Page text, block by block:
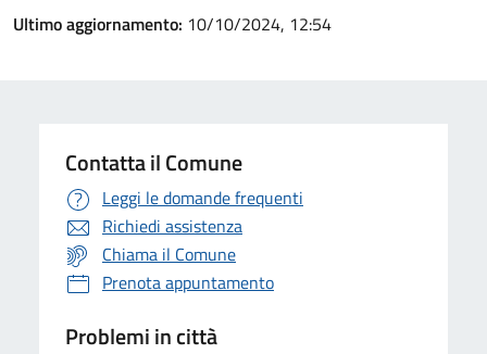
Ultimo aggiornamento: 10/10/2024, 12:54
Contatta il Comune
Leggi le domande frequenti
Richiedi assistenza
Chiama il Comune
Prenota appuntamento
Problemi in città